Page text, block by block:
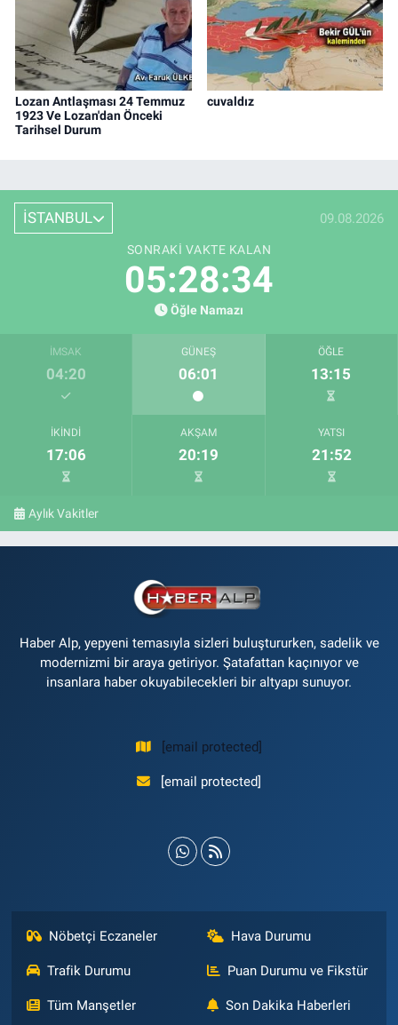
Lozan Antlaşması 24 Temmuz
1923 Ve Lozan'dan Önceki
Tarihsel Durum
cuvaldız
İSTANBUL 09.08.2026
SONRAKI VAKTE KALAN
05:28:33
Öğle Namazı
İMSAK
04:20
GÜNEŞ
06:01
ÖĞLE
13:15
İKINDI
17:06
AKŞAM
20:19
YATSI
21:52
Aylık Vakitler
Haber Alp, yepyeni temasıyla sizleri buluştururken, sadelik ve
modernizmi bir araya getiriyor. Şatafattan kaçınıyor ve
insanlara haber okuyabilecekleri bir altyapı sunuyor.
[email protected]
[email protected]
Nöbetçi Eczaneler Hava Durumu
Trafik Durumu Puan Durumu ve Fikstür
Tüm Manşetler Son Dakika Haberleri